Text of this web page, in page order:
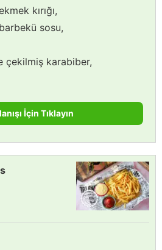
kırığı,
sosu,
çekilmiş karabiber,
İçin Tıklayın